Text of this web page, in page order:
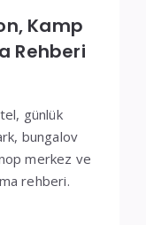
Kamp
Rehberi
günlük
bungalov
merkez ve
rehberi.